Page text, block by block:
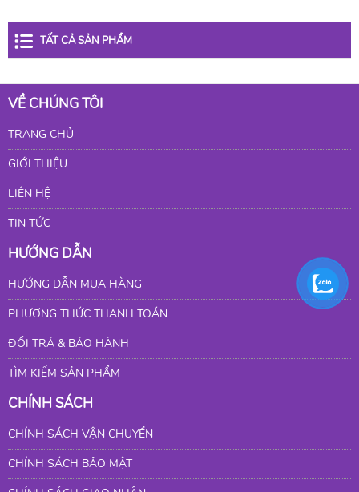
TẤT CẢ SẢN PHẨM
VỀ CHÚNG TÔI
TRANG CHỦ
GIỚI THIỆU
LIÊN HỆ
TIN TỨC
HƯỚNG DẪN
HƯỚNG DẪN MUA HÀNG
PHƯƠNG THỨC THANH TOÁN
ĐỔI TRẢ & BẢO HÀNH
TÌM KIẾM SẢN PHẨM
CHÍNH SÁCH
CHÍNH SÁCH VẬN CHUYỂN
CHÍNH SÁCH BẢO MẬT